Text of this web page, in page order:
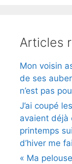
Articles
Mon voisin
de ses
n’est pas
J’ai coupé
avaient déjà
printemps
d’hiver me
« Ma